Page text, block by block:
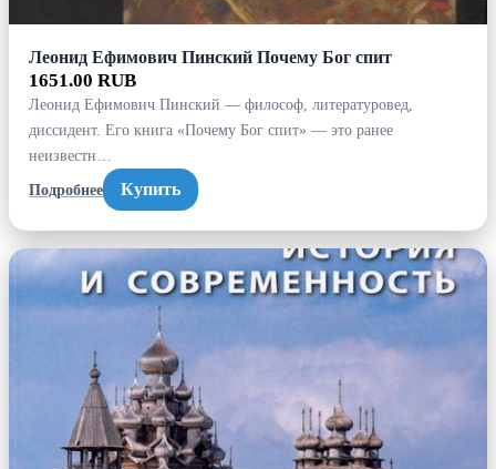
Леонид Ефимович Пинский Почему Бог спит
1651.00 RUB
Леонид Ефимович Пинский — философ, литературовед,
диссидент. Его книга «Почему Бог спит» — это ранее
неизвестн…
Подробнее
Купить